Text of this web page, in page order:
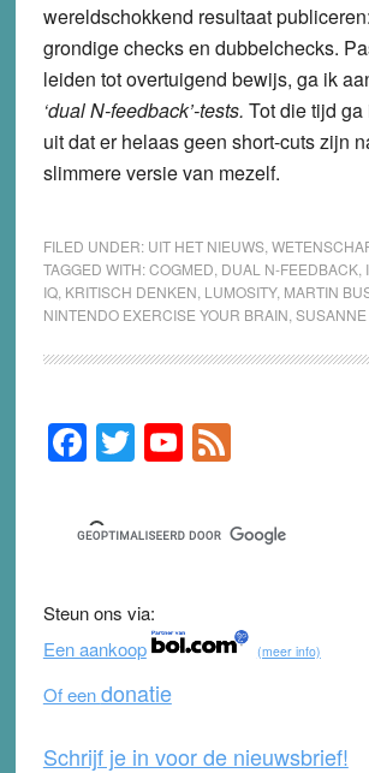
wereldschokkend resultaat
grondige checks en dubbelchecks.
leiden tot overtuigend bewijs, ga ik
‘dual N-feedback’-tests. Tot die tijd
uit dat er helaas geen short-cuts zijn
slimmere versie van mezelf.
FILED UNDER: UIT HET NIEUWS,
TAGGED WITH:COGMED DUAL N-FEEDBACK,
IQ, KRITISCH DENKEN LUMOSITY, MARTIN
NINTENDO EXERCISE YOUR BRAIN
Primary
Sidebar
F
a
c
e
b
o
o
k
T
wi
tt
er
Y
o
u
T
b
e
F
e
d
Steun ons via:
Een aankoop
(meer info)
Of eendonatie
Schrijf je in voor de nieuwsbrief!